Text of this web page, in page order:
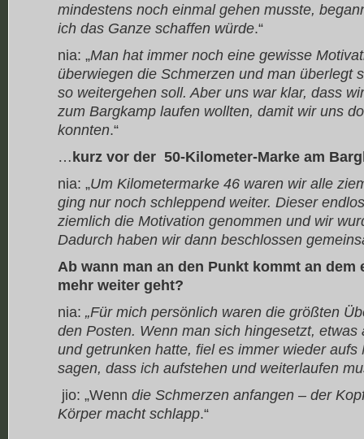
mindestens noch einmal gehen musste,
ich das Ganze schaffen würde.“
nia: „Man hat immer noch eine gewisse
überwiegen die Schmerzen und man überlegt
so weitergehen soll. Aber uns war klar, dass
zum Bargkamp laufen wollten, damit wir uns
konnten.“
…kurz vor der 50-Kilometer-Marke am
nia: „Um Kilometermarke 46 waren wir alle
ging nur noch schleppend weiter. Dieser
ziemlich die Motivation genommen und wir
Dadurch haben wir dann beschlossen
Ab wann man an den Punkt kommt an
mehr weiter geht?
nia: „Für mich persönlich waren die größten
den Posten. Wenn man sich hingesetzt, etwas
und getrunken hatte, fiel es immer wieder aufs
sagen, dass ich aufstehen und weiterlaufen
jio: „Wenn die Schmerzen anfangen – der
Körper macht schlapp.“